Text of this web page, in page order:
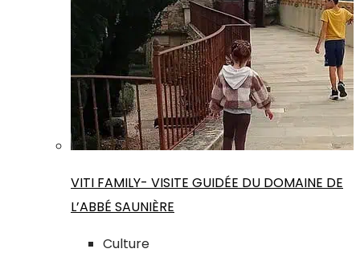
VITI FAMILY- VISITE GUIDÉE DU DOMAINE DE
L’ABBÉ SAUNIÈRE
Culture